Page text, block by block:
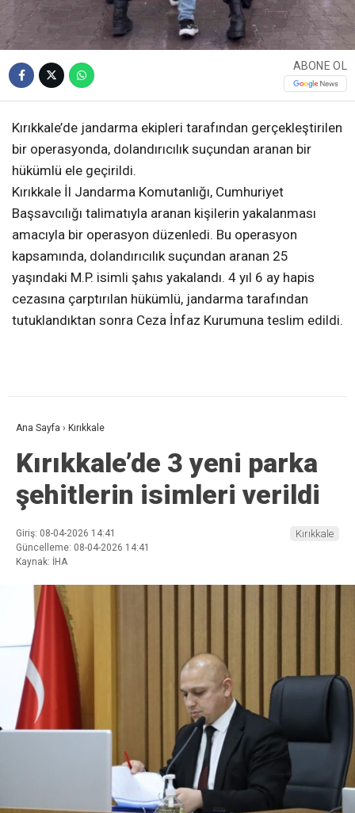
ABONE OL
Kırıkkale’de jandarma ekipleri tarafından gerçekleştirilen
bir operasyonda, dolandırıcılık suçundan aranan bir
hükümlü ele geçirildi.
Kırıkkale İl Jandarma Komutanlığı, Cumhuriyet
Başsavcılığı talimatıyla aranan kişilerin yakalanması
amacıyla bir operasyon düzenledi. Bu operasyon
kapsamında, dolandırıcılık suçundan aranan 25
yaşındaki M.P. isimli şahıs yakalandı. 4 yıl 6 ay hapis
cezasına çarptırılan hükümlü, jandarma tarafından
tutuklandıktan sonra Ceza İnfaz Kurumuna teslim edildi.
Ana Sayfa › Kırıkkale
Kırıkkale’de 3 yeni parka
şehitlerin isimleri verildi
Giriş: 08-04-2026 14:41
Güncelleme: 08-04-2026 14:41
Kaynak: İHA
Kırıkkale